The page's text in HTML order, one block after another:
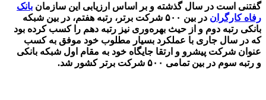
گفتنی است در سال گذشته و بر اساس ارزیابی این سازمان بانک
رفاه کارگران
در بین ۵۰۰ شرکت برتر، رتبه هفتم، در بین شبکه
بانکی رتبه دوم و از حیث بهره‌وری نیز رتبه دهم را کسب کرده بود
که در سال جاری با عملکرد بسیار مطلوب خود موفق به کسب
عنوان شرکت پیشرو و ارتقا جایگاه خود به مقام اول شبکه بانکی
و رتبه سوم در بین تمامی ۵۰۰ شرکت برتر کشور شد.